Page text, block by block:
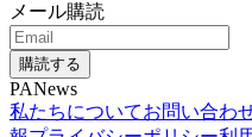
メール購読
購読する
PANews
私たちについてお問い合わ